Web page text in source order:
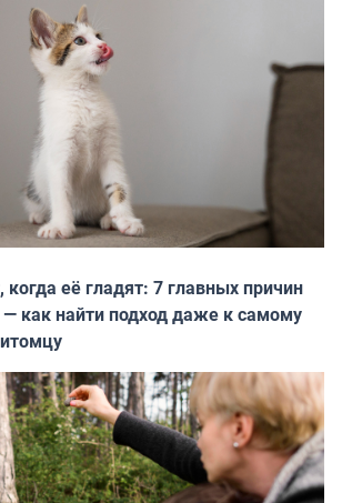
её гладят: 7 главных причин
— как найти подход даже к самому